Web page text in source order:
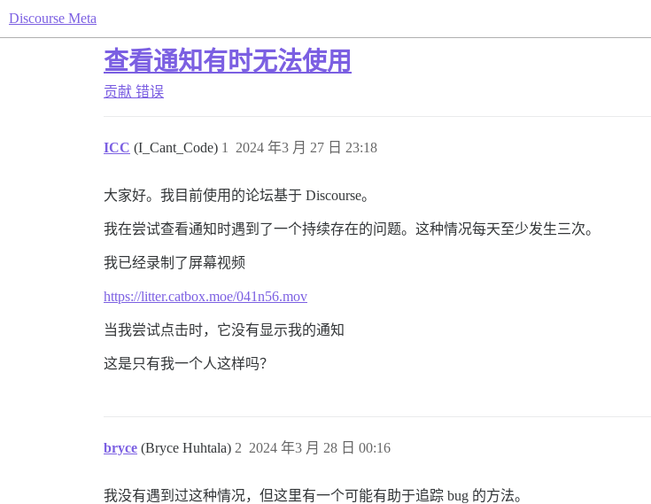
Discourse Meta
查看通知有时无法使用
贡献 错误
ICC (I_Cant_Code) 2024 年3 月 27 日 23:18
1
大家好。我目前使用的论坛基于 Discourse。
我在尝试查看通知时遇到了一个持续存在的问题。这种情况每天至少发生三次。
我已经录制了屏幕视频
https://litter.catbox.moe/041n56.mov
当我尝试点击时，它没有显示我的通知
这是只有我一个人这样吗？
bryce (Bryce Huhtala) 2024 年3 月 28 日 00:16
2
我没有遇到过这种情况，但这里有一个可能有助于追踪 bug 的方法。